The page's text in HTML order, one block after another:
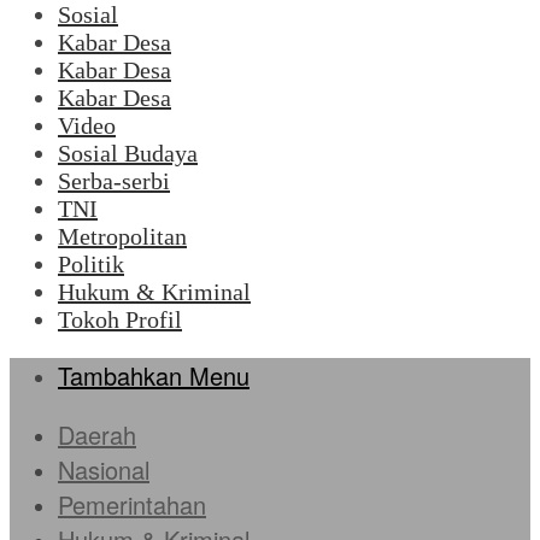
Sosial
Kabar Desa
Kabar Desa
Kabar Desa
Video
Sosial Budaya
Serba-serbi
TNI
Metropolitan
Politik
Hukum & Kriminal
Tokoh Profil
Tambahkan Menu
Daerah
Nasional
Pemerintahan